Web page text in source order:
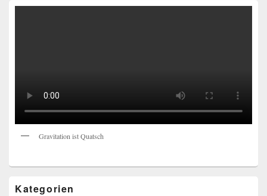
Gravitation ist Quatsch
Kategorien